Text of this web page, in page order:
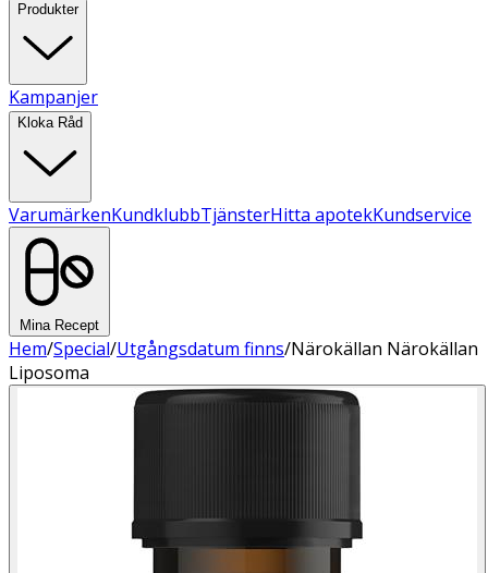
Produkter
Kampanjer
Kloka Råd
VarumärkenKundklubbTjänsterHitta apotekKundservice
Mina Recept
Hem/Special/Utgångsdatum finns/Närokällan Närokällan
Liposoma